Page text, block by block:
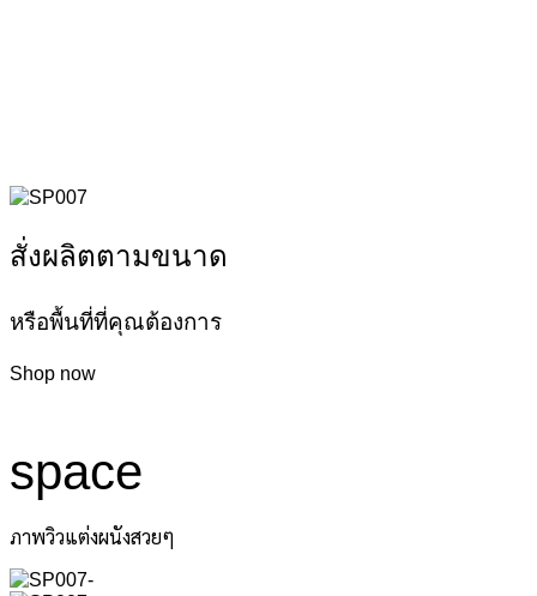
สั่งผลิตตามขนาด
หรือพื้นที่ที่คุณต้องการ
Shop now
space
ภาพวิวแต่งผนังสวยๆ